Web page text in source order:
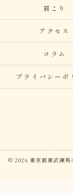
肩こり
アクセス
コラム
プライバシーポ
© 2026 東京都東武練